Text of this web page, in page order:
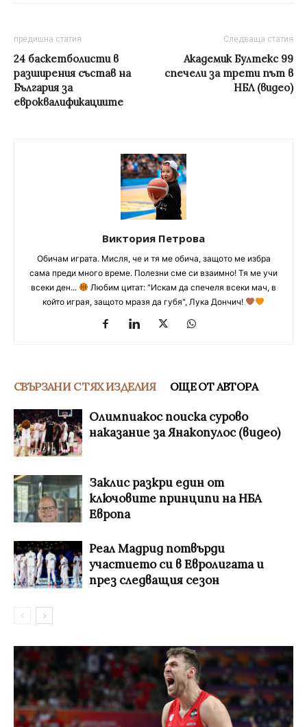
предишна статия
24 баскетболисти в
разширения състав на
България за
евроквалификациите
Следваща статия
Академик Бултекс 99
спечели за трети път в
НБЛ (видео)
Виктория Петрова
Обичам играта. Мисля, че и тя ме обича, защото ме избра
сама преди много време. Полезни сме си взаимно! Тя ме учи
всеки ден...
Любим цитат: "Искам да спечеля всеки мач, в
който играя, защото мразя да губя", Лука Дончич!
СВЪРЗАНИ С ТЯХ ИЗДЕЛИЯ ОЩЕ ОТ АВТОРА
Олимпиакос поиска сурово
наказание за Янакопулос (видео)
Заклис разкри един от
ключовите принципи на НБА
Европа
Реал Мадрид потвърди
участието си в Евролигата и
през следващия сезон